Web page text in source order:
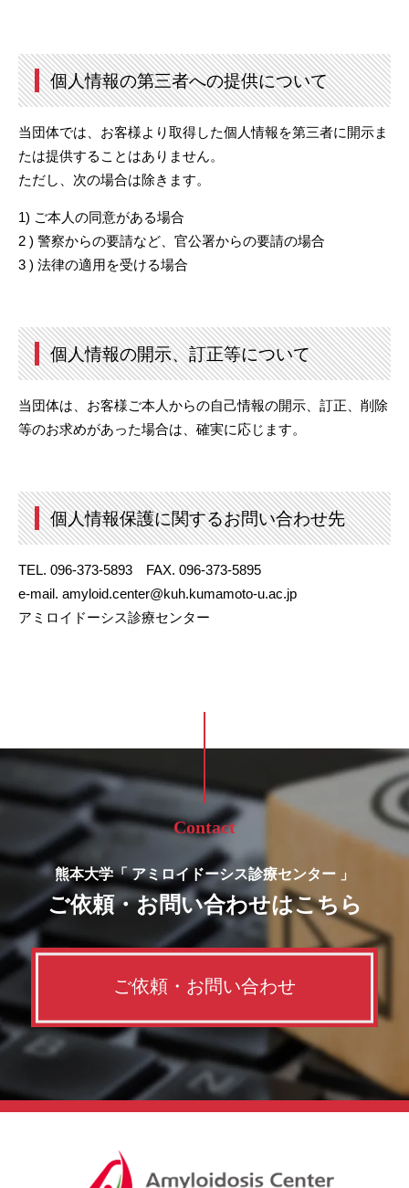
個人情報の第三者への提供について
当団体では、お客様より取得した個人情報を第三者に開示ま
たは提供することはありません。
ただし、次の場合は除きます。
1) ご本人の同意がある場合
2 ) 警察からの要請など、官公署からの要請の場合
3 ) 法律の適用を受ける場合
個人情報の開示、訂正等について
当団体は、お客様ご本人からの自己情報の開示、訂正、削除
等のお求めがあった場合は、確実に応じます。
個人情報保護に関するお問い合わせ先
TEL. 096-373-5893 FAX. 096-373-5895
e-mail. amyloid.center@kuh.kumamoto-u.ac.jp
アミロイドーシス診療センター
Contact
熊本大学「 アミロイドーシス診療センター 」
ご依頼・お問い合わせはこちら
ご依頼・お問い合わせ